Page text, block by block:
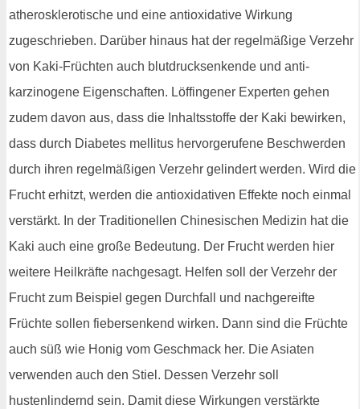
atherosklerotische und eine antioxidative Wirkung
zugeschrieben. Darüber hinaus hat der regelmäßige Verzehr
von Kaki-Früchten auch blutdrucksenkende und anti-
karzinogene Eigenschaften. Löffingener Experten gehen
zudem davon aus, dass die Inhaltsstoffe der Kaki bewirken,
dass durch Diabetes mellitus hervorgerufene Beschwerden
durch ihren regelmäßigen Verzehr gelindert werden. Wird die
Frucht erhitzt, werden die antioxidativen Effekte noch einmal
verstärkt. In der Traditionellen Chinesischen Medizin hat die
Kaki auch eine große Bedeutung. Der Frucht werden hier
weitere Heilkräfte nachgesagt. Helfen soll der Verzehr der
Frucht zum Beispiel gegen Durchfall und nachgereifte
Früchte sollen fiebersenkend wirken. Dann sind die Früchte
auch süß wie Honig vom Geschmack her. Die Asiaten
verwenden auch den Stiel. Dessen Verzehr soll
hustenlindernd sein. Damit diese Wirkungen verstärkte